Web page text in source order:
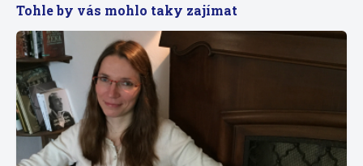
Tohle by vás mohlo taky zajímat